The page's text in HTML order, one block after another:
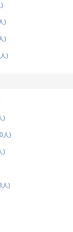
)
)
)
)
)
人)
)
人)